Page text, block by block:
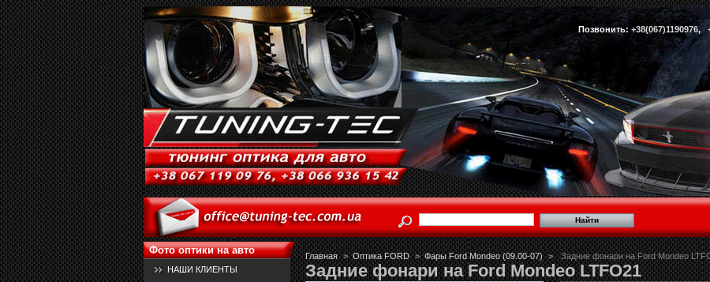
Позвонить: +38(067)1190976,
Фото оптики на авто
НАШИ КЛИЕНТЫ
Главная > Оптика FORD > Фары Ford Mondeo (09.00-07) > Задние фонари на Ford Mondeo
Задние фонари на Ford Mondeo LTFO21